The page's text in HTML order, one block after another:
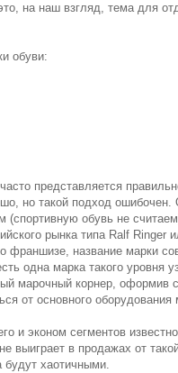
на наш взгляд, тема для
обуви:
часто представляется
но такой подход
(спортивную обувь не
рынка типа Ralf
франшизе, название марки
одна марка такого уровня
марочный корнер, оформив
от основного
и эконом сегментов
выиграет в продажах от
будут хаотичными.